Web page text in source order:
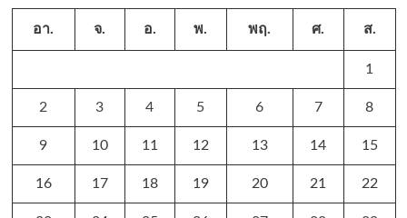
อา. จ. อ. พ. พฤ. ศ. ส.
1
2 3 4 5 6 7 8
9 10 11 12 13 14 15
16 17 18 19 20 21 22